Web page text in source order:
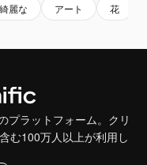
綺麗な アート 花
プラットフォーム。クリ
む100万人以上が利用し